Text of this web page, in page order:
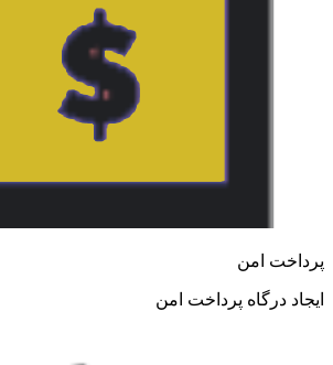
پرداخت امن
ایجاد درگاه پرداخت امن